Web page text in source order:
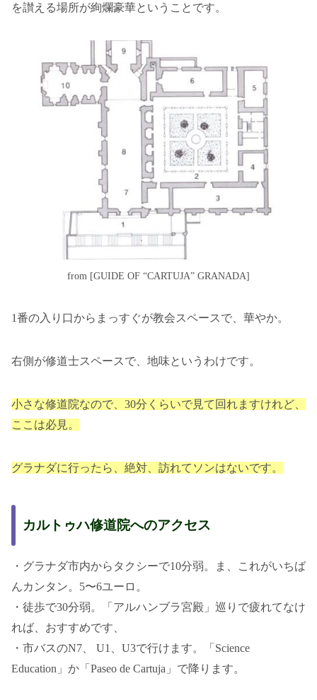
を讃える場所が絢爛豪華ということです。
from [GUIDE OF “CARTUJA” GRANADA]
1番の入り口からまっすぐが教会スペースで、華やか。
右側が修道士スペースで、地味というわけです。
小さな修道院なので、30分くらいで見て回れますけれど、
ここは必見。
グラナダに行ったら、絶対、訪れてソンはないです。
カルトゥハ修道院へのアクセス
・グラナダ市内からタクシーで10分弱。ま、これがいちば
んカンタン。5〜6ユーロ。
・徒歩で30分弱。「アルハンブラ宮殿」巡りで疲れてなけ
れば、おすすめです、
・市バスのN7、 U1、U3で行けます。「Science
Education」か「Paseo de Cartuja」で降ります。